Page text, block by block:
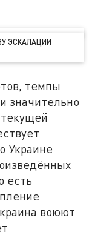
ЭСКАЛАЦИИ
темпы
значительно
Украине
есть
воюют